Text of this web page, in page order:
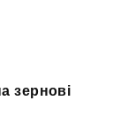
зернові